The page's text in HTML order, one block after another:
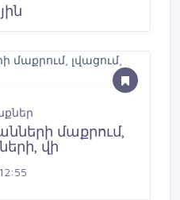
մաքրում,
վի